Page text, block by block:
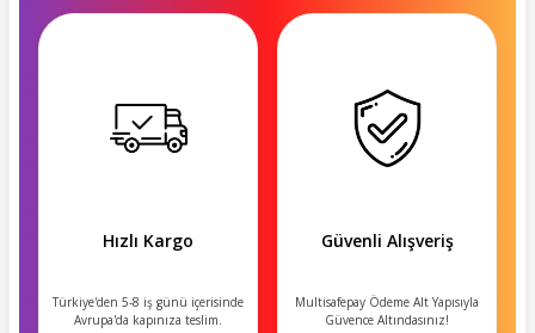
Hızlı Kargo
Türkiye'den 5-8 iş günü içerisinde
Avrupa'da kapınıza teslim.
Güvenli Alışveriş
Multisafepay Ödeme Alt Yapısıyla
Güvence Altındasınız!